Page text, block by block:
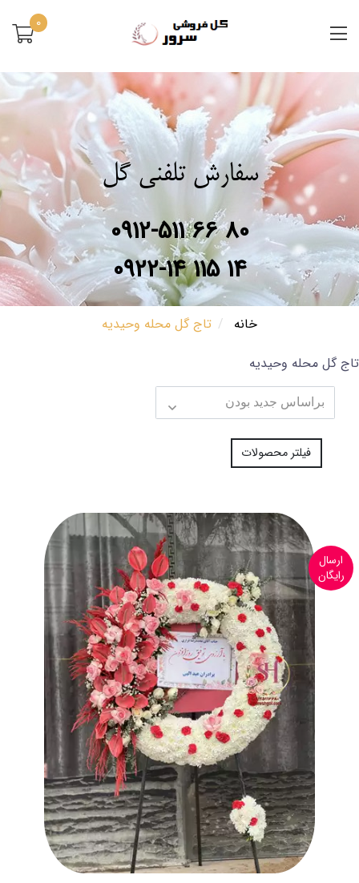
0
سفارش تلفنی گل
0912-511 66 80
0922-14 115 14
خانه
تاج گل محله وحیدیه
تاج گل محله وحیدیه
فیلتر محصولات
ارسال
رایگان